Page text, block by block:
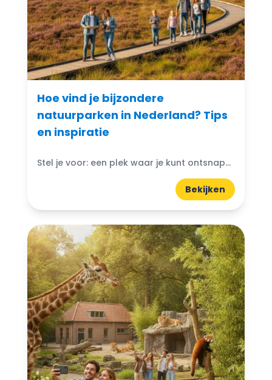
Hoe vind je bijzondere
natuurparken in Nederland? Tips
en inspiratie
Stel je voor: een plek waar je kunt ontsnappen aan de drukte van het dagelijks leven en je onderdompelen in de schoonheid van de natuur. Bijzondere natuurparken in Nederland bieden...
Bekijken